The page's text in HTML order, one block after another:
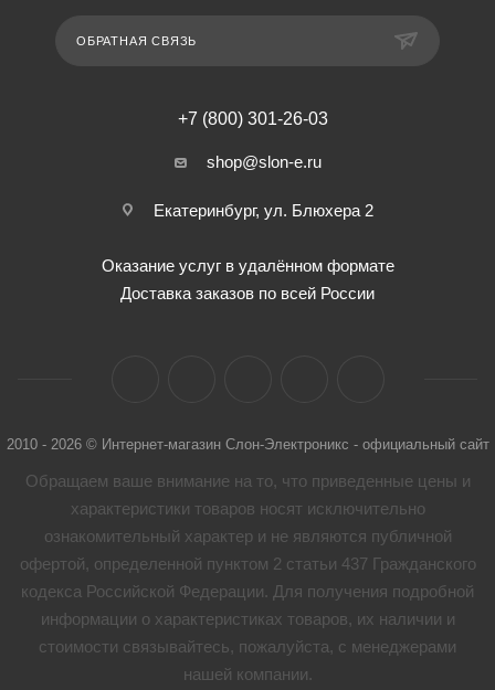
ОБРАТНАЯ СВЯЗЬ
+7 (800) 301-26-03
shop@slon-e.ru
Екатеринбург, ул. Блюхера 2
Оказание услуг в удалённом формате
Доставка заказов по всей России
2010 - 2026 © Интернет-магазин Слон-Электроникс - официальный сайт
Обращаем ваше внимание на то, что приведенные цены и
характеристики товaров носят исключительно
ознакомительный характер и не являются публичной
офертой, определенной пунктом 2 статьи 437 Гражданского
кодекса Российской Федерации. Для получения подробной
информации о характеристиках товaров, их наличии и
стоимости связывайтесь, пожалуйста, с менеджерами
нашей компании.